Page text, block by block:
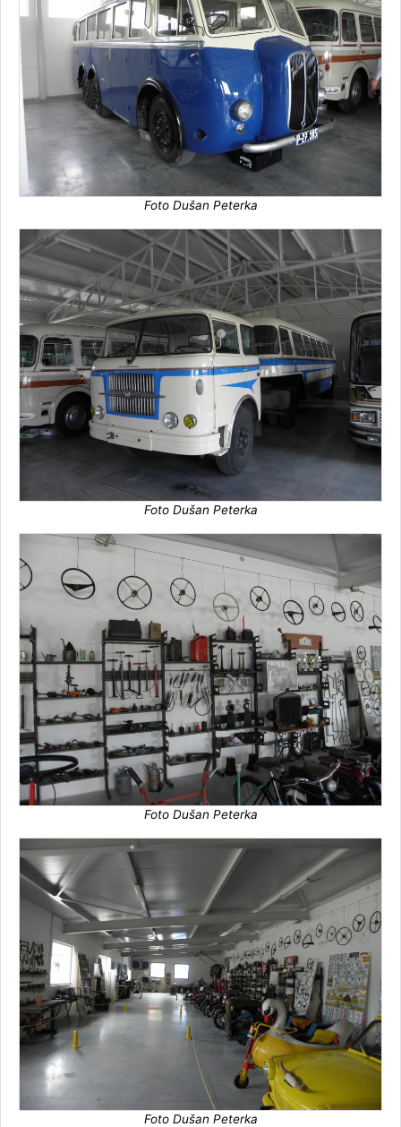
Foto Dušan Peterka
Foto Dušan Peterka
Foto Dušan Peterka
Foto Dušan Peterka